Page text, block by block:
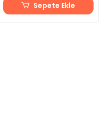
Sepete Ekle